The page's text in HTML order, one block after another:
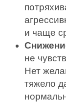
и чаще
не
Нет
тяжело